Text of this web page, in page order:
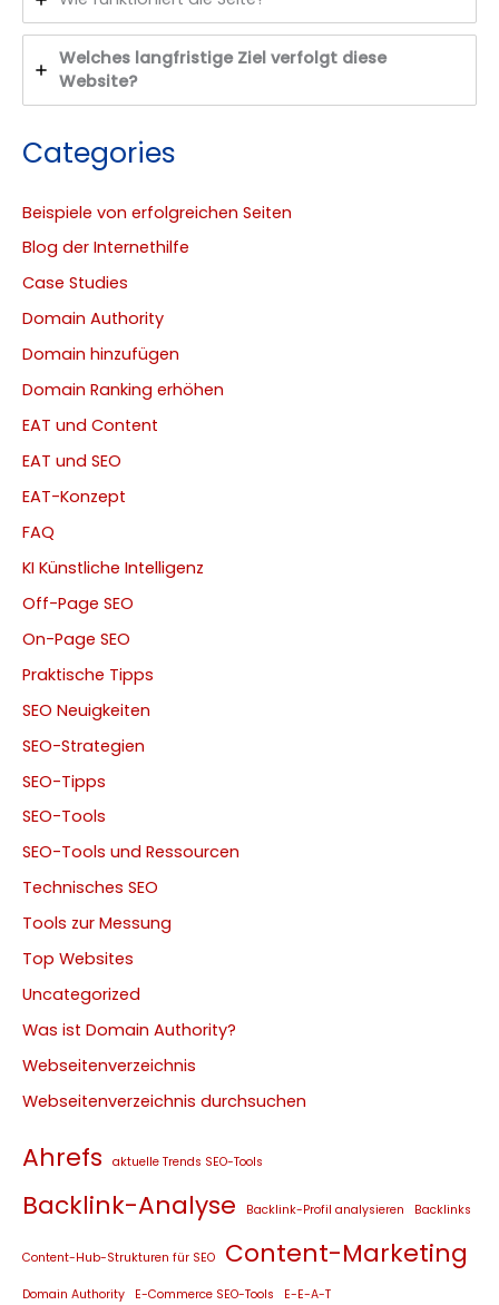
Welches langfristige Ziel verfolgt diese
Website?
Categories
Beispiele von erfolgreichen Seiten
Blog der Internethilfe
Case Studies
Domain Authority
Domain hinzufügen
Domain Ranking erhöhen
EAT und Content
EAT und SEO
EAT-Konzept
FAQ
KI Künstliche Intelligenz
Off-Page SEO
On-Page SEO
Praktische Tipps
SEO Neuigkeiten
SEO-Strategien
SEO-Tipps
SEO-Tools
SEO-Tools und Ressourcen
Technisches SEO
Tools zur Messung
Top Websites
Uncategorized
Was ist Domain Authority?
Webseitenverzeichnis
Webseitenverzeichnis durchsuchen
Ahrefs aktuelle Trends SEO-Tools
Backlink-Analyse Backlink-Profil analysieren Backlinks
Content-Hub-Strukturen für SEO Content-Marketing
Domain Authority E-Commerce SEO-Tools E-E-A-T